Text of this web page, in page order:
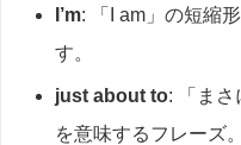
I’m: 「I am」の短縮
す。
just about to: 「まさ
を意味するフレーズ。